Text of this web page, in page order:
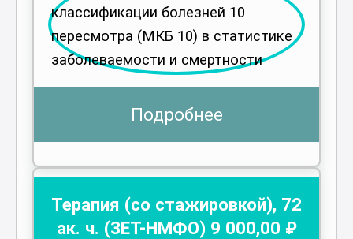
Подробнее
Терапия (со стажировкой), 72
ак. ч. (ЗЕТ-НМФО) 9 000,00 ₽